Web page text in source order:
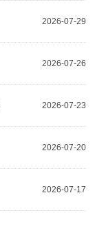
2026-07-29
2026-07-26
2026-07-23
2026-07-20
2026-07-17